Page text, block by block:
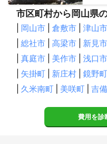
市区町村から岡山県
岡山市 倉敷市 津山市
総社市 高梁市 新見市
真庭市 美作市 浅口市
矢掛町 新庄村 鏡野町
久米南町 美咲町 吉
費用を診